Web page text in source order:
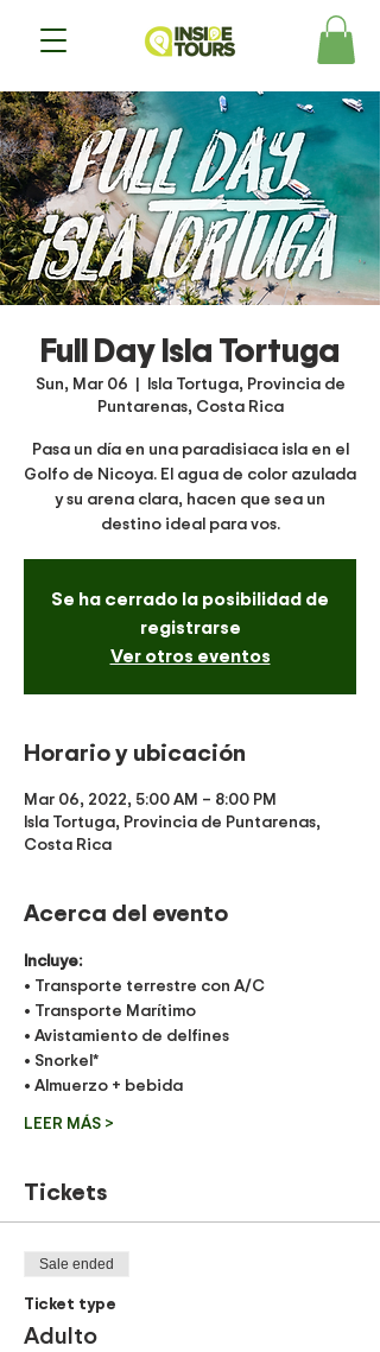
Full Day Isla Tortuga
Sun, Mar 06
  |
Isla Tortuga, Provincia de
Puntarenas, Costa Rica
Pasa un día en una paradisiaca isla en el
Golfo de Nicoya. El agua de color azulada
y su arena clara, hacen que sea un
destino ideal para vos.
Se ha cerrado la posibilidad de
registrarse
Ver otros eventos
Horario y ubicación
Mar 06, 2022, 5:00 AM – 8:00 PM
Isla Tortuga, Provincia de Puntarenas,
Costa Rica
Acerca del evento
Incluye:
• Transporte terrestre con A/C
• Transporte Marítimo
• Avistamiento de delfines
• Snorkel*
• Almuerzo + bebida
LEER MÁS >
Tickets
Sale ended
Ticket type
Adulto